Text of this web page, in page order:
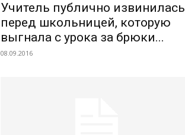
Учитель публично извинилась
перед школьницей, которую
выгнала с урока за брюки...
08.09.2016